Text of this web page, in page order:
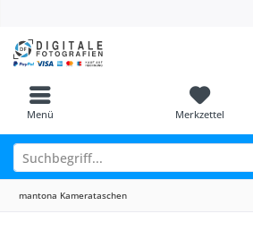
Menü Merkzettel
mantona Kamerataschen